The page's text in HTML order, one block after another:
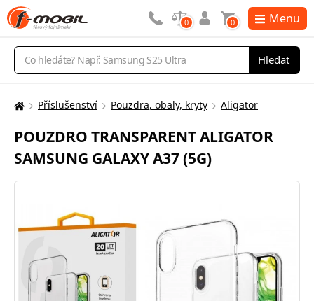
Vyhledávání
Hledat
0 0 Menu
Zde
nacházíte:
Příslušenství Pouzdra, obaly, kryty Aligator
POUZDRO TRANSPARENT ALIGATOR
SAMSUNG GALAXY A37 (5G)